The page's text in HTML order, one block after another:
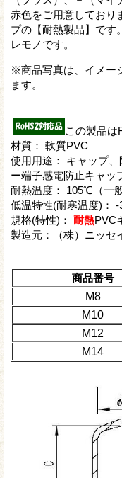
赤色をご用意しており
プの【耐熱製品】です
レモノです。
※商品写真は、イメー
ます。
この製品は
材質： 軟質PVC
使用用途： キャップ
ー端子感電防止キャッ
耐熱温度： 105℃（一
低温特性(耐寒温度)：
規格(特性)： 耐熱PVC
製造元：（株）ニッセ
商品番号
M8
M10
M12
M14